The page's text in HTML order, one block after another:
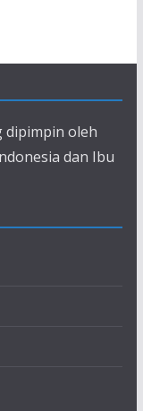
dipimpin oleh
dan Ibu